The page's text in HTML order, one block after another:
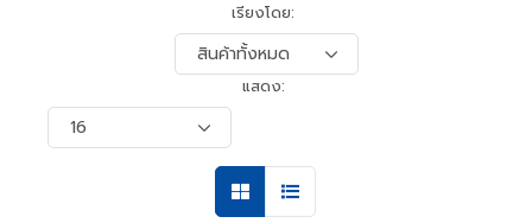
เรียงโดย:
แสดง: